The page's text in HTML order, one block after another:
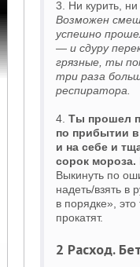
3. Ни курить,
Возможен
успешно
— и сдуру
грязные, ты
три раза
респиратора.
4.Ты прошел
по прибытии
и на себе и
сорок мороза.
Выкинуть по
надеть/взять в
в порядке»,
прокатят.
2 Расход.